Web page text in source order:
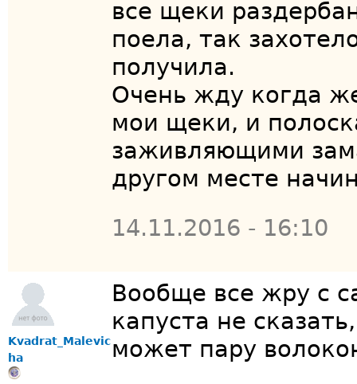
все щеки
поела, так
получила.
Очень жду когда
мои щеки, и
заживляющими
другом месте
14.11.2016 - 16:10
Kvadrat_Malevic
ha
Вообще все жру с
капуста не
может пару